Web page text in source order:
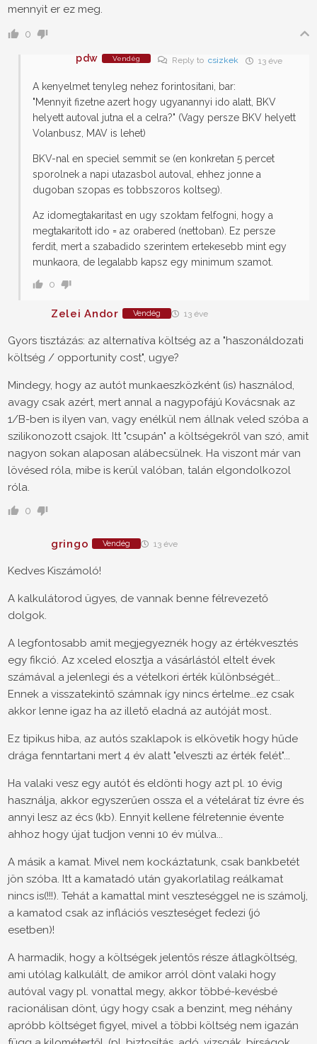
mennyit er ez meg.
0
pdw Vendég Reply tocsizkek 13 éve
A kenyelmet tenyleg nehez forintositani, bar:
"Mennyit fizetne azert hogy ugyanannyi ido alatt, BKV
helyett autoval jutna el a celra?" (Vagy persze BKV helyett
Volanbusz, MAV is lehet)
BKV-nal en speciel semmit se (en konkretan 5 percet
sporolnek a napi utazasbol autoval, ehhez jonne a
dugoban szopas es tobbszoros koltseg).
Az idomegtakaritast en ugy szoktam felfogni, hogy a
megtakaritott ido = az orabered (nettoban). Ez persze
ferdit, mert a szabadido szerintem ertekesebb mint egy
munkaora, de legalabb kapsz egy minimum szamot.
0
Zelei Andor Vendég 13 éve
Gyors tisztázás: az alternatíva költség az a "haszonáldozati
költség / opportunity cost", ugye?
Mindegy, hogy az autót munkaeszközként (is) használod,
avagy csak azért, mert annal a nagypofájú Kovácsnak az
1/B-ben is ilyen van, vagy enélkül nem állnak veled szóba a
szilikonozott csajok. Itt "csupán" a költségekről van szó, amit
nagyon sokan alaposan alábecsülnek. Ha viszont már van
lövésed róla, mibe is kerül valóban, talán elgondolkozol
róla.
0
gringo Vendég 13 éve
Kedves Kiszámoló!
A kalkulátorod ügyes, de vannak benne félrevezető
dolgok.
A legfontosabb amit megjegyeznék hogy az értékvesztés
egy fikció. Az xceled elosztja a vásárlástól eltelt évek
számával a jelenlegi és a vételkori érték különbségét...
Ennek a visszatekintő számnak így nincs értelme...ez csak
akkor lenne igaz ha az illető eladná az autóját most..
Ez tipikus hiba, az autós szaklapok is elkövetik hogy hűde
drága fenntartani mert 4 év alatt "elveszti az érték felét"...
Ha valaki vesz egy autót és eldönti hogy azt pl. 10 évig
használja, akkor egyszerűen ossza el a vételárat tíz évre és
annyi lesz az écs (kb). Ennyit kellene félretennie évente
ahhoz hogy újat tudjon venni 10 év múlva...
A másik a kamat. Mivel nem kockáztatunk, csak bankbetét
jön szóba. Itt a kamatadó után gyakorlatilag reálkamat
nincs is(!!!). Tehát a kamattal mint veszteséggel ne is számolj,
a kamatod csak az inflációs veszteséget fedezi (jó
esetben)!
A harmadik, hogy a költségek jelentős része átlagköltség,
ami utólag kalkulált, de amikor arról dönt valaki hogy
autóval vagy pl. vonattal megy, akkor többé-kevésbé
racionálisan dönt, úgy hogy csak a benzint, meg néhány
apróbb költséget figyel, mivel a többi költség nem igazán